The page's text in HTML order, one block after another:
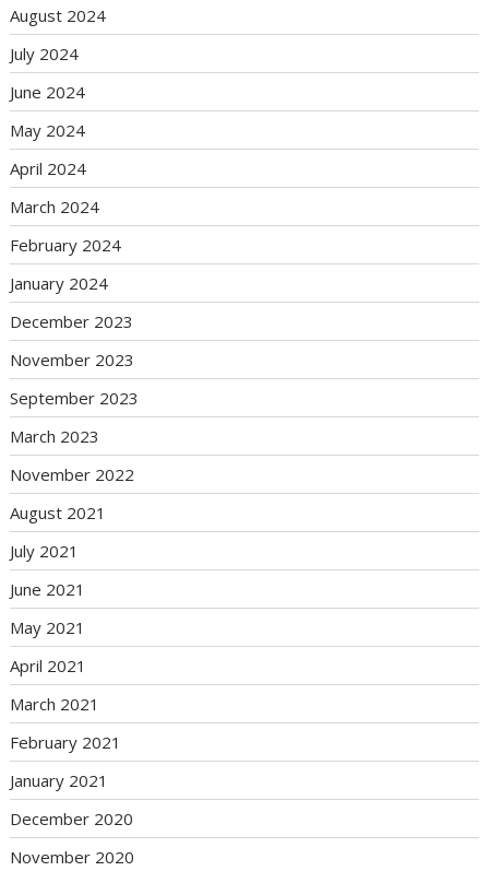
August 2024
July 2024
June 2024
May 2024
April 2024
March 2024
February 2024
January 2024
December 2023
November 2023
September 2023
March 2023
November 2022
August 2021
July 2021
June 2021
May 2021
April 2021
March 2021
February 2021
January 2021
December 2020
November 2020